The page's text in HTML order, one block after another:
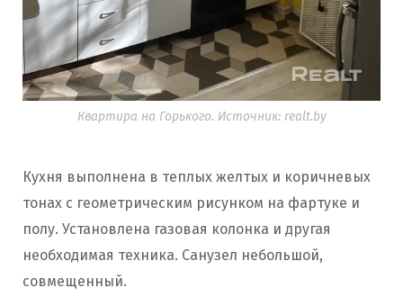
Квартира на Горького. Источник: realt.by
Кухня выполнена в теплых желтых и коричневых
тонах с геометрическим рисунком на фартуке и
полу. Установлена газовая колонка и другая
необходимая техника. Санузел небольшой,
совмещенный.